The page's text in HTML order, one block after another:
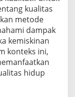
kualitas
metode
dampak
kemiskinan
konteks ini,
hidup